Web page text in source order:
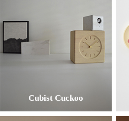
Cubist Cuckoo